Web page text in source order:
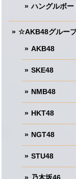
ハングルボ
☆AKB48グルー
AKB48
SKE48
NMB48
HKT48
NGT48
STU48
乃木坂46